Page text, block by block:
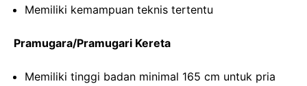
Memiliki kemampuan teknis tertentu
Pramugara/Pramugari Kereta
Memiliki tinggi badan minimal 165 cm untuk pria